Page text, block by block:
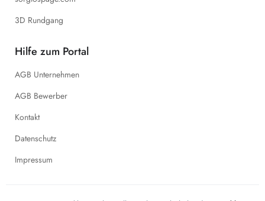
3D Rundgang
Hilfe zum Portal
AGB Unternehmen
AGB Bewerber
Kontakt
Datenschutz
Impressum